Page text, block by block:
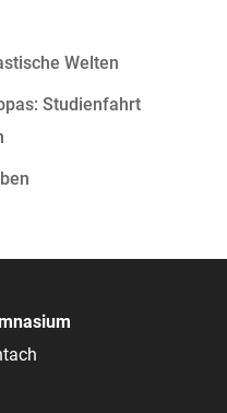
Welten
Studienfahrt